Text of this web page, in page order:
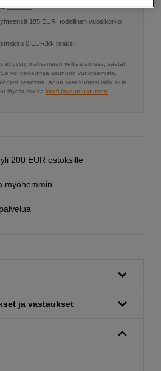
185 EUR, todellinen vuosikorko
0 EUR/kk lisäksi
et pysty maksamaan velkaa ajoissa, saatat
voi vaikeuttaa asunnon vuokraamista,
saamista. Apua saat kuntasi talous- ja
löydät sivulta kkv.fi (avautuu uuteen
200 EUR ostoksille
myöhemmin
ja vastaukset